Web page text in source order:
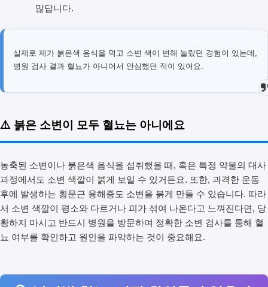
많답니다.
실제로 제가 붉은색 음식을 먹고 소변 색이 변해 놀랐던 경험이 있는데,
병원 검사 결과 혈뇨가 아니어서 안심했던 적이 있어요.
⚠️ 붉은 소변이 모두 혈뇨는 아니에요
농축된 소변이나 붉은색 음식을 섭취했을 때, 혹은 특정 약물의 대사
과정에서도 소변 색깔이 붉게 보일 수 있거든요. 또한, 과격한 운동
후에 발생하는 횡문근 융해증도 소변을 붉게 만들 수 있습니다. 따라
서 소변 색깔이 평소와 다르거나 피가 섞여 나온다고 느껴진다면, 당
황하지 마시고 반드시 병원을 방문하여 정확한 소변 검사를 통해 혈
뇨 여부를 확인하고 원인을 파악하는 것이 중요해요.